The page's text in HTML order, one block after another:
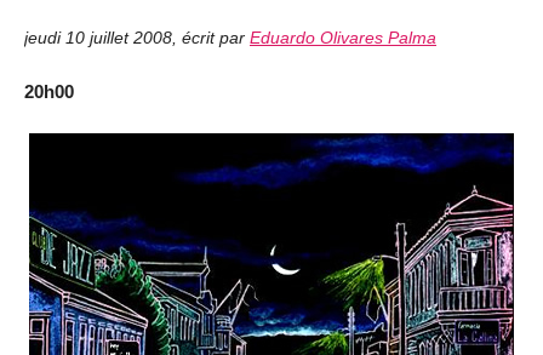
jeudi 10 juillet 2008, écrit par Eduardo Olivares Palma
20h00